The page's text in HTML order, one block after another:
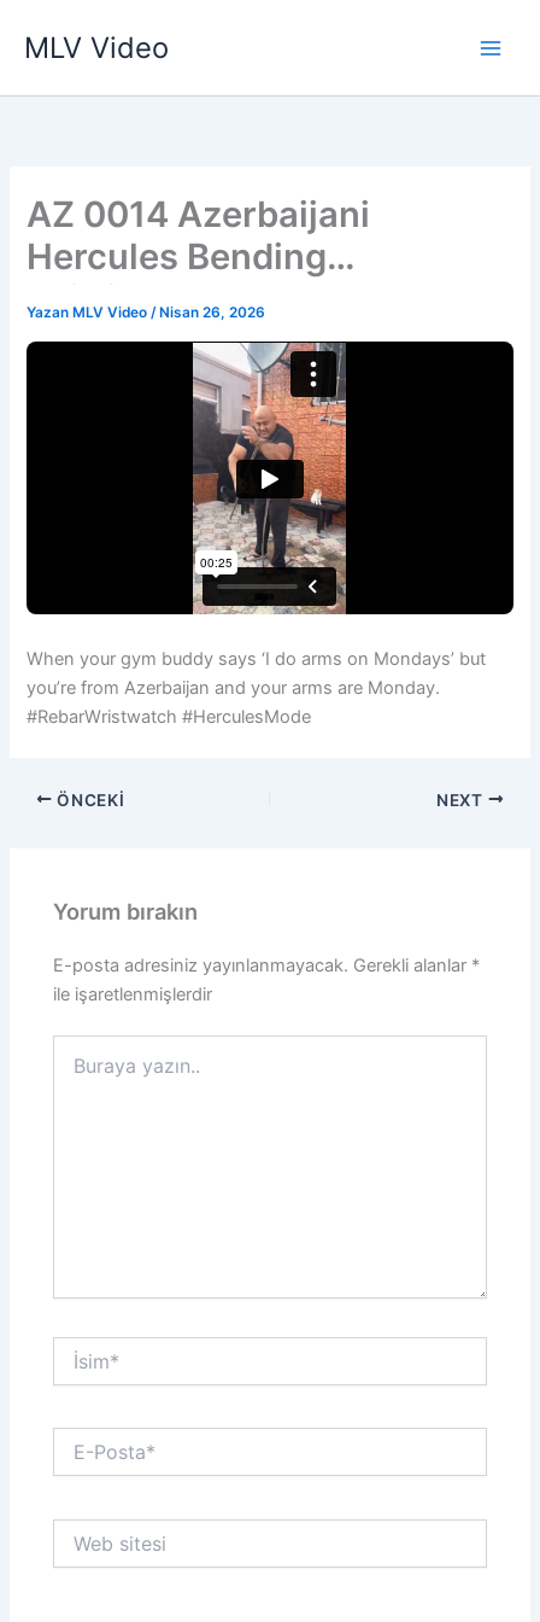
atlaMLV Video
AZ 0014 Azerbaijani
Hercules Bending
Reinforcement Bars
Yazan MLV Video/ Nisan 26, 2026
When your gym buddy says ‘I do arms on Mondays’ but
you’re from Azerbaijan and your arms are Monday.
#RebarWristwatch #HerculesMode
ÖNCEKI NEXT
Yorum bırakın
E-posta adresiniz yayınlanmayacak. Gerekli alanlar *
ile işaretlenmişlerdir
yazın..
İsim*
Posta*
sitesi